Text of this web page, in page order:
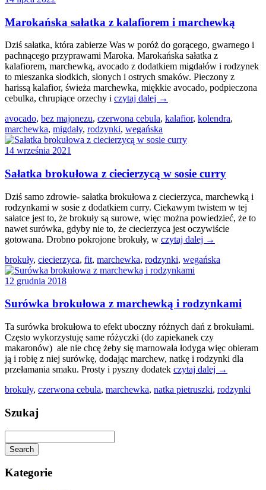
Marokańska sałatka z kalafiorem i marchewką
Dziś sałatka, która zabierze Was w poróż do gorącego, gwarnego i
pachnącego przyprawami Maroka. Marokańska sałatka z
kalafiorem, marchewką, avocado z dodatkiem migdałów i rodzynek
to mieszanka słodkich, słonych i ostrych smaków. Pieczony z
harissą kalafior, świeża marchewka, miękkie avocado, podpieczona
cebulka, chrupiące orzechy i czytaj dalej →
avocado, bez majonezu, czerwona cebula, kalafior, kolendra,
marchewka, migdały, rodzynki, wegańska
14 września 2021
Sałatka brokułowa z ciecierzycą w sosie curry
Dziś samo zdrowie- sałatka brokułowa z ciecierzyca, marchewką i
rodzynkami w sosie z dodatkiem curry. Ciekawym twistem w tej
sałatce jest to, że brokuły są surowe, więc można powiedzieć, że to
nawet surówka, gdyby nie to, że ciecierzyca jest oczywiście
gotowana. Drobno pokrojone brokuły, w czytaj dalej →
brokuły, ciecierzyca, fit, marchewka, rodzynki, wegańska
12 grudnia 2018
Surówka brokułowa z marchewką i rodzynkami
Ta surówka brokułowa to efekt uboczny różnych dań z brokułami.
Często wykorzystuję same różyczki (do zapiekanek czy
makaronów) ale nie chcę żeby się marnowała łodyga więc obieram
ją i robię z niej surówkę, dodając marchew, natkę i rodzynki dla
przełamania smaku. Prosty i pyszny dodatek czytaj dalej →
brokuły, czerwona cebula, marchewka, natka pietruszki, rodzynki
Szukaj
Search
Kategorie